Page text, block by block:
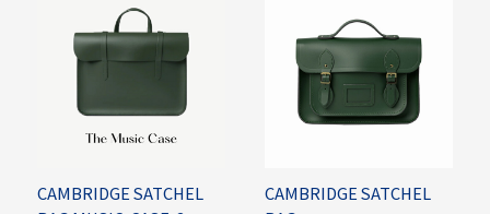
CAMBRIDGE SATCHEL
CAMBRIDGE SATCHEL